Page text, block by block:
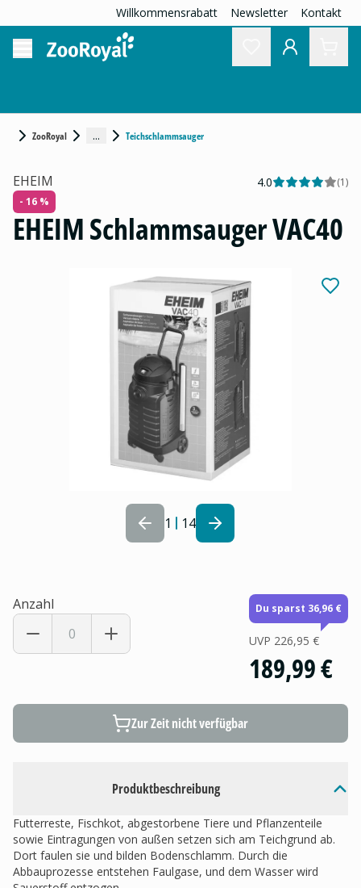
Willkommensrabatt Newsletter Kontakt
ZooRoyal ... Teichschlammsauger
1 14
Produktbeschreibung
Futterreste, Fischkot, abgestorbene Tiere und Pflanzenteile
sowie Eintragungen von außen setzen sich am Teichgrund ab.
Dort faulen sie und bilden Bodenschlamm. Durch die
Abbauprozesse entstehen Faulgase, und dem Wasser wird
EHEIM 4.0 (1)
- 16 %
EHEIM Schlammsauger VAC40
Anzahl Du sparst 36,96 €
UVP 226,95 €
189,99 €
Zur Zeit nicht verfügbar